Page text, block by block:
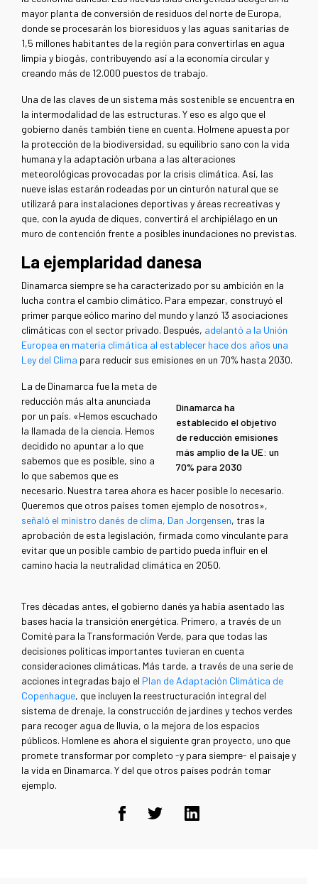
mayor planta de conversión de residuos del norte de Europa,
donde se procesarán los bioresiduos y las aguas sanitarias de
1,5 millones habitantes de la región para convertirlas en agua
limpia y biogás, contribuyendo así a la economía circular y
creando más de 12.000 puestos de trabajo.
Una de las claves de un sistema más sostenible se encuentra en
la intermodalidad de las estructuras. Y eso es algo que el
gobierno danés también tiene en cuenta. Holmene apuesta por
la protección de la biodiversidad, su equilibrio sano con la vida
humana y la adaptación urbana a las alteraciones
meteorológicas provocadas por la crisis climática. Así, las
nueve islas estarán rodeadas por un cinturón natural que se
utilizará para instalaciones deportivas y áreas recreativas y
que, con la ayuda de diques, convertirá el archipiélago en un
muro de contención frente a posibles inundaciones no previstas.
La ejemplaridad danesa
Dinamarca siempre se ha caracterizado por su ambición en la
lucha contra el cambio climático. Para empezar, construyó el
primer parque eólico marino del mundo y lanzó 13 asociaciones
climáticas con el sector privado. Después, adelantó a la Unión
Europea en materia climática al establecer hace dos años una
Ley del Clima para reducir sus emisiones en un 70% hasta 2030.
Dinamarca ha
establecido el objetivo
de reducción emisiones
más amplio de la UE: un
70% para 2030
La de Dinamarca fue la meta de
reducción más alta anunciada
por un país. «Hemos escuchado
la llamada de la ciencia. Hemos
decidido no apuntar a lo que
sabemos que es posible, sino a
lo que sabemos que es
necesario. Nuestra tarea ahora es hacer posible lo necesario.
Queremos que otros países tomen ejemplo de nosotros»,
señaló el ministro danés de clima, Dan Jorgensen, tras la
aprobación de esta legislación, firmada como vinculante para
evitar que un posible cambio de partido pueda influir en el
camino hacia la neutralidad climática en 2050.
Tres décadas antes, el gobierno danés ya había asentado las
bases hacia la transición energética. Primero, a través de un
Comité para la Transformación Verde, para que todas las
decisiones políticas importantes tuvieran en cuenta
consideraciones climáticas. Más tarde, a través de una serie de
acciones integradas bajo el Plan de Adaptación Climática de
Copenhague, que incluyen la reestructuración integral del
sistema de drenaje, la construcción de jardines y techos verdes
para recoger agua de lluvia, o la mejora de los espacios
públicos. Homlene es ahora el siguiente gran proyecto, uno que
promete transformar por completo -y para siempre- el paisaje y
la vida en Dinamarca. Y del que otros países podrán tomar
ejemplo.